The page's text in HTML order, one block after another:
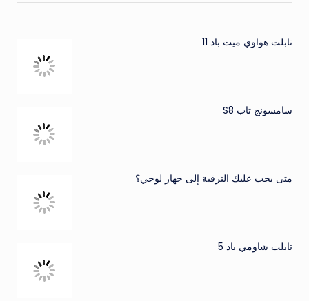
تابلت هواوي ميت باد 11
سامسونج تاب S8
متى يجب عليك الترقية إلى جهاز لوحي؟
تابلت شاومي باد 5